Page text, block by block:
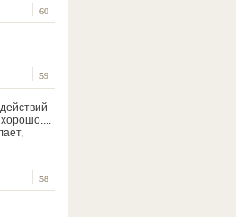
60
59
58